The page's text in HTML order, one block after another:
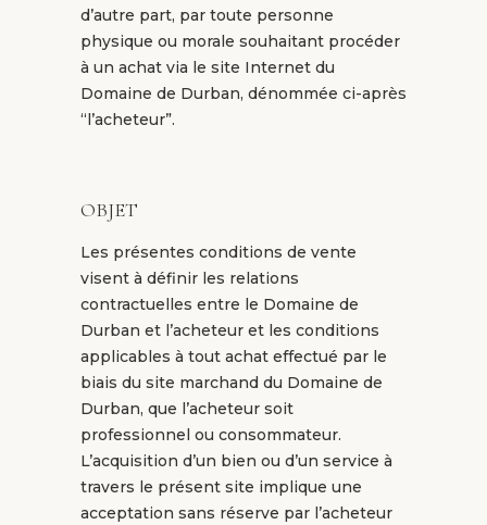
d’autre part, par toute personne
physique ou morale souhaitant procéder
à un achat via le site Internet du
Domaine de Durban, dénommée ci-après
“l’acheteur”.
OBJET
Les présentes conditions de vente
visent à définir les relations
contractuelles entre le Domaine de
Durban et l’acheteur et les conditions
applicables à tout achat effectué par le
biais du site marchand du Domaine de
Durban, que l’acheteur soit
professionnel ou consommateur.
L’acquisition d’un bien ou d’un service à
travers le présent site implique une
acceptation sans réserve par l’acheteur